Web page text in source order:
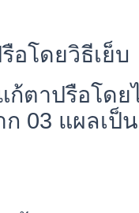
อโดยวิธีเย็บ
ก้ตาปรือโด
03 แผลเป็